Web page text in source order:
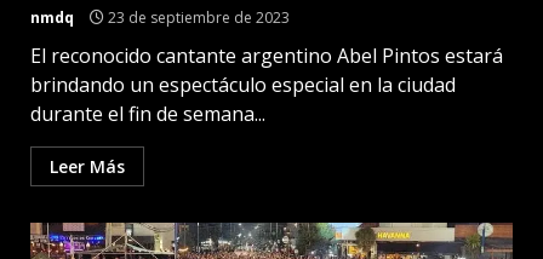
nmdq 23 de septiembre de 2023
El reconocido cantante argentino Abel Pintos estará
brindando un espectáculo especial en la ciudad
durante el fin de semana...
Leer Más